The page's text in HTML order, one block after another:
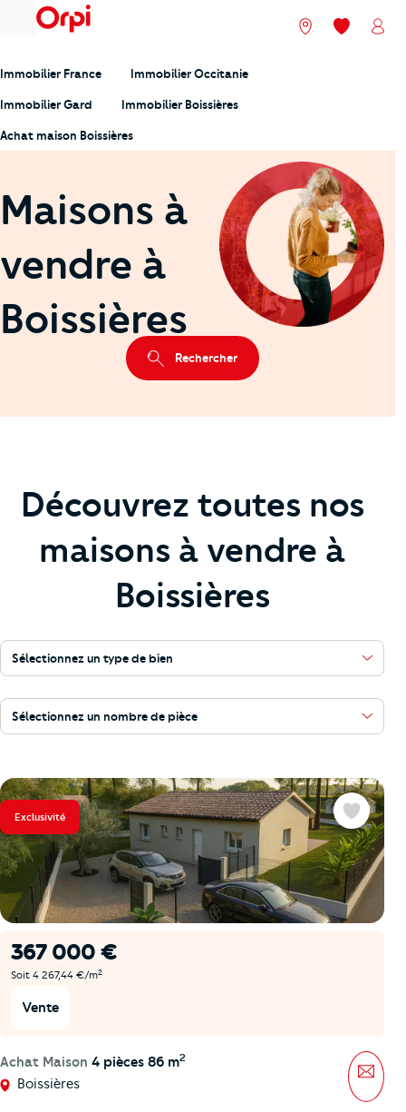
menu Nos agences
Mes
Immobilier France Immobilier Occitanie
Immobilier Gard Immobilier Boissières
Achat maison Boissières
Maisons à
vendre à
Boissières
Rechercher
Découvrez toutes nos
maisons à vendre à
Boissières
Sélectionnez un type de bien
Sélectionnez un nombre de pièce
Exclusivité
367 000 €
Soit 4 267,44 €/m2
Vente
Achat Maison 4 pièces 86 m2
Boissières
Favoris